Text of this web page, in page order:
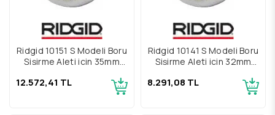
Ridgid 10151 S Modeli Boru
Şişirme Aleti için 35mm
12.572,41 TL
Ridgid 10141 S Modeli Boru
Şişirme Aleti için 32mm
8.291,08 TL